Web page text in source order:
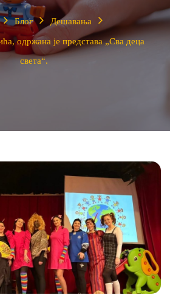
Блог Дешавања
одржана је представа „Сва деца
света“.